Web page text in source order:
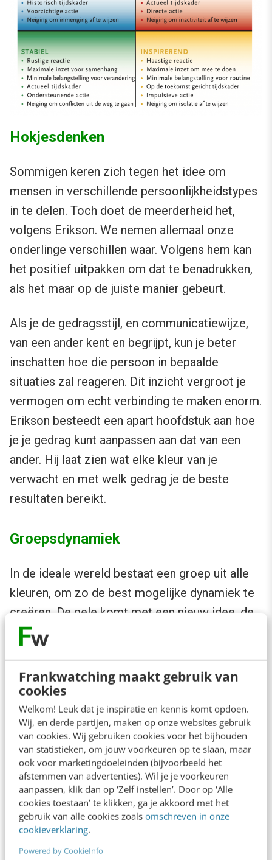
Frankwatching maakt gebruik van
cookies
Welkom! Leuk dat je inspiratie en kennis komt opdoen.
Wij, en derde partijen, maken op onze websites gebruik
van cookies. Wij gebruiken cookies voor het bijhouden
van statistieken, om jouw voorkeuren op te slaan, maar
ook voor marketingdoeleinden (bijvoorbeeld het
afstemmen van advertenties). Wil je je voorkeuren
aanpassen, klik dan op ‘Zelf instellen’. Door op ‘Alle
cookies toestaan’ te klikken, ga je akkoord met het
gebruik van alle cookies zoals omschreven in onze
cookieverklaring.
Powered by CookieInfo
Hokjesdenken
Sommigen keren zich tegen het idee om
mensen in verschillende persoonlijkheidstypes
in te delen. Toch doet de meerderheid het,
volgens Erikson. We nemen allemaal onze
onderlinge verschillen waar. Volgens hem kan
het positief uitpakken om dat te benadrukken,
als het maar op de juiste manier gebeurt.
Als je de gedragsstijl, en communicatiewijze,
van een ander kent en begrijpt, kun je beter
inschatten hoe die persoon in bepaalde
situaties zal reageren. Dit inzicht vergroot je
vermogen om echt verbinding te maken enorm.
Erikson besteedt een apart hoofdstuk aan hoe
je je gedrag kunt aanpassen aan dat van een
ander. Hij laat zien wat elke kleur van je
verwacht en met welk gedrag je de beste
resultaten bereikt.
Groepsdynamiek
In de ideale wereld bestaat een groep uit alle
kleuren, om zo de best mogelijke dynamiek te
creëren. De gele komt met een nieuw idee, de
rode neemt het besluit, de groene voert het uit
en de blauwe zorgt voor kwaliteitsborging.
Maar zo is het meestal niet, waarschuwt
Erikson. Veel mensen zitten op de verkeerde
stoel: ze hebben niet de juiste eigenschappen
die hun baan vereist.
Ookrecruiters zouden vaker succesvolle
matches bereikendoor gebruik te maken van
de DISC-methodiek. Wat voor ‘kleur’ persoon
heeft het team nodig om succesvoller te